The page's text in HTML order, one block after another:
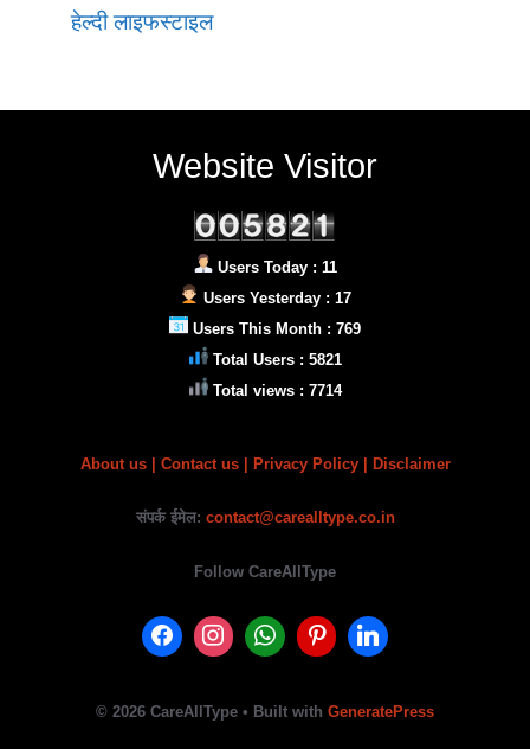
हेल्दी लाइफस्टाइल
Website Visitor
Users Today : 11
Users Yesterday : 17
Users This Month : 769
Total Users : 5821
Total views : 7714
About us Contact us | Privacy Policy | Disclaimer
संपर्क ईमेल: contact@carealltype.co.in
Follow CareAllType
© 2026 CareAllType • Built with GeneratePress